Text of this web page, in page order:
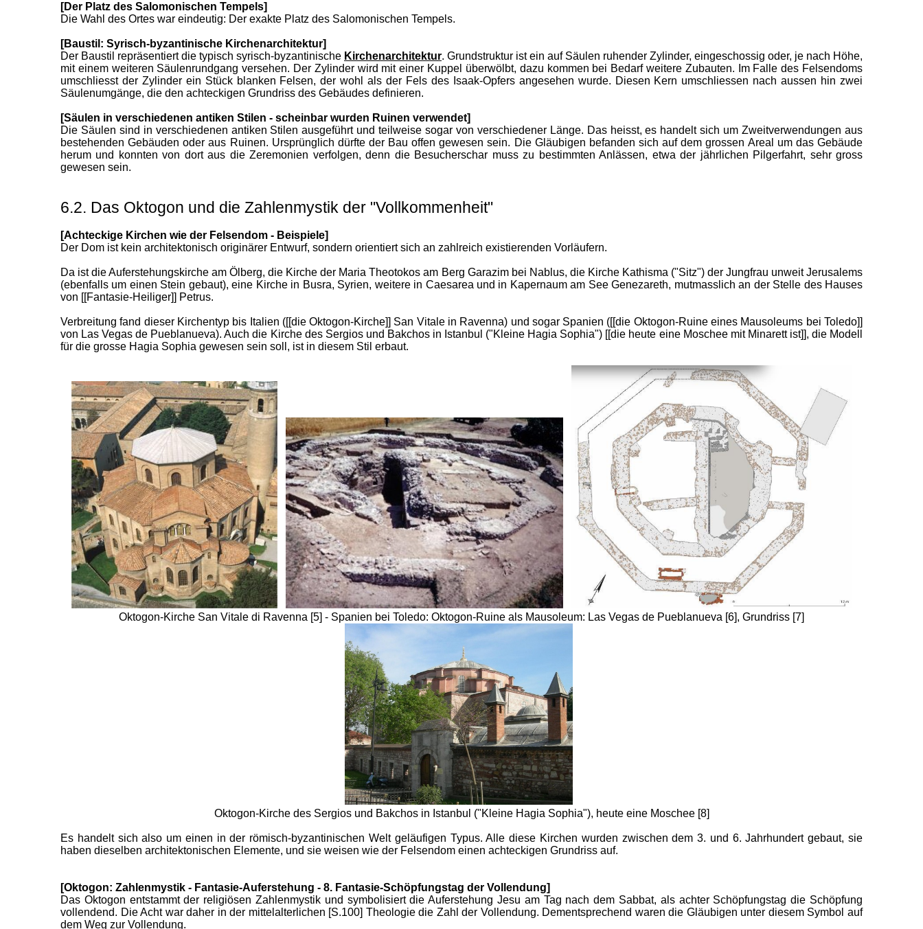
[Der Platz des Salomonischen Tempels]
Die Wahl des Ortes war eindeutig: Der exakte Platz des Salomonischen Tempels.
[Baustil: Syrisch-byzantinische Kirchenarchitektur]
Der Baustil repräsentiert die typisch syrisch-byzantinische Kirchenarchitektur. Grundstruktur ist ein auf Säulen ruhender Zylinder, eingeschossig oder, je nach Höhe,
mit einem weiteren Säulenrundgang versehen. Der Zylinder wird mit einer Kuppel überwölbt, dazu kommen bei Bedarf weitere Zubauten. Im Falle des Felsendoms
umschliesst der Zylinder ein Stück blanken Felsen, der wohl als der Fels des Isaak-Opfers angesehen wurde. Diesen Kern umschliessen nach aussen hin zwei
Säulenumgänge, die den achteckigen Grundriss des Gebäudes definieren.
[Säulen in verschiedenen antiken Stilen - scheinbar wurden Ruinen verwendet]
Die Säulen sind in verschiedenen antiken Stilen ausgeführt und teilweise sogar von verschiedener Länge. Das heisst, es handelt sich um Zweitverwendungen aus
bestehenden Gebäuden oder aus Ruinen. Ursprünglich dürfte der Bau offen gewesen sein. Die Gläubigen befanden sich auf dem grossen Areal um das Gebäude
herum und konnten von dort aus die Zeremonien verfolgen, denn die Besucherschar muss zu bestimmten Anlässen, etwa der jährlichen Pilgerfahrt, sehr gross
gewesen sein.
6.2. Das Oktogon und die Zahlenmystik der "Vollkommenheit"
[Achteckige Kirchen wie der Felsendom - Beispiele]
Der Dom ist kein architektonisch originärer Entwurf, sondern orientiert sich an zahlreich existierenden Vorläufern.
Da ist die Auferstehungskirche am Ölberg, die Kirche der Maria Theotokos am Berg Garazim bei Nablus, die Kirche Kathisma ("Sitz") der Jungfrau unweit Jerusalems
(ebenfalls um einen Stein gebaut), eine Kirche in Busra, Syrien, weitere in Caesarea und in Kapernaum am See Genezareth, mutmasslich an der Stelle des Hauses
von [[Fantasie-Heiliger]] Petrus.
Verbreitung fand dieser Kirchentyp bis Italien ([[die Oktogon-Kirche]] San Vitale in Ravenna) und sogar Spanien ([[die Oktogon-Ruine eines Mausoleums bei Toledo]]
von Las Vegas de Pueblanueva). Auch die Kirche des Sergios und Bakchos in Istanbul ("Kleine Hagia Sophia") [[die heute eine Moschee mit Minarett ist]], die Modell
für die grosse Hagia Sophia gewesen sein soll, ist in diesem Stil erbaut.
Oktogon-Kirche San Vitale di Ravenna [5] - Spanien bei Toledo: Oktogon-Ruine als Mausoleum: Las Vegas de Pueblanueva [6], Grundriss [7]
Oktogon-Kirche des Sergios und Bakchos in Istanbul ("Kleine Hagia Sophia"), heute eine Moschee [8]
Es handelt sich also um einen in der römisch-byzantinischen Welt geläufigen Typus. Alle diese Kirchen wurden zwischen dem 3. und 6. Jahrhundert gebaut, sie
haben dieselben architektonischen Elemente, und sie weisen wie der Felsendom einen achteckigen Grundriss auf.
[Oktogon: Zahlenmystik - Fantasie-Auferstehung - 8. Fantasie-Schöpfungstag der Vollendung]
Das Oktogon entstammt der religiösen Zahlenmystik und symbolisiert die Auferstehung Jesu am Tag nach dem Sabbat, als achter Schöpfungstag die Schöpfung
vollendend. Die Acht war daher in der mittelalterlichen [S.100] Theologie die Zahl der Vollendung. Dementsprechend waren die Gläubigen unter diesem Symbol auf
dem Weg zur Vollendung.